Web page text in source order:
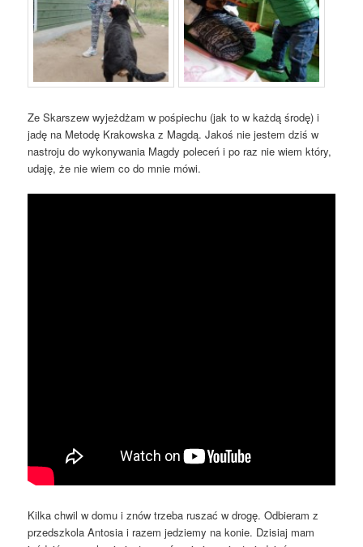
Ze Skarszew wyjeżdżam w pośpiechu (jak to w każdą środę) i
jadę na Metodę Krakowska z Magdą. Jakoś nie jestem dziś w
nastroju do wykonywania Magdy poleceń i po raz nie wiem który,
udaję, że nie wiem co do mnie mówi.
Kilka chwil w domu i znów trzeba ruszać w drogę. Odbieram z
przedszkola Antosia i razem jedziemy na konie. Dzisiaj mam